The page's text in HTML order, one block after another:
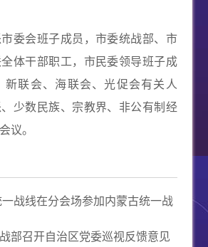
委会班子成员，市委统战部、市
体干部职工，市民委领导班子成
新联会、海联会、光促会有关人
少数民族、宗教界、非公有制经
议。
战线在分会场参加内蒙古统一战
部召开自治区党委巡视反馈意见